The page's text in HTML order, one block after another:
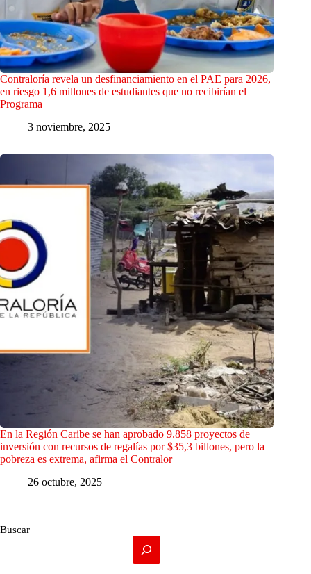
Contraloría revela un desfinanciamiento en el PAE para 2026,
en riesgo 1,6 millones de estudiantes que no recibirían el
Programa
3 noviembre, 2025
En la Región Caribe se han aprobado 9.858 proyectos de
inversión con recursos de regalías por $35,3 billones, pero la
pobreza es extrema, afirma el Contralor
26 octubre, 2025
Buscar